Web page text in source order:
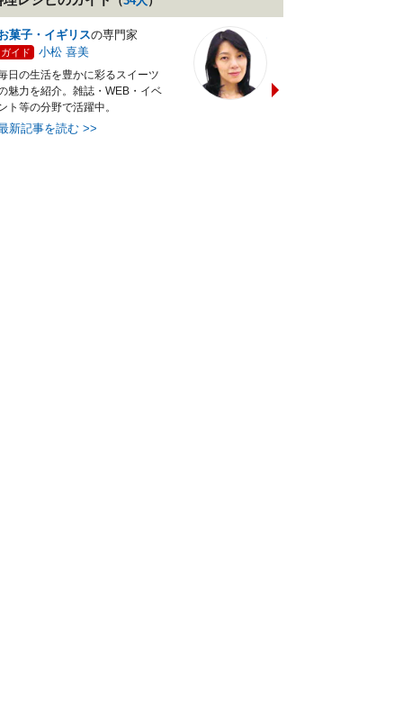
菓子・イギリスの専門家
ガイド 小松 喜美
日の生活を豊かに彩るスイーツ
魅力を紹介。雑誌・WEB・イベ
ト等の分野で活躍中。
新記事を読む >>
ターの資格を活かし老舗料亭